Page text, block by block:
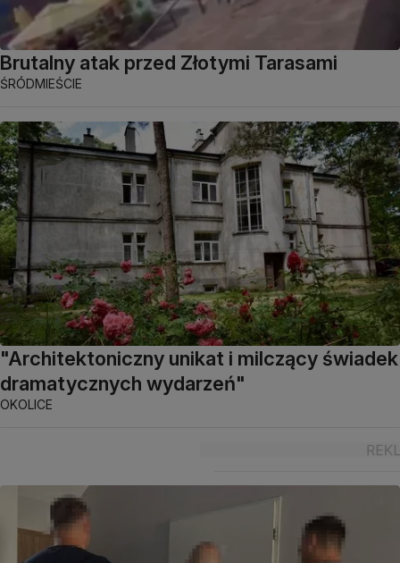
Brutalny atak przed Złotymi Tarasami
ŚRÓDMIEŚCIE
"Architektoniczny unikat i milczący świadek
dramatycznych wydarzeń"
OKOLICE